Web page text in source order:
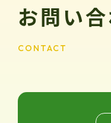
お問い
CONTACT